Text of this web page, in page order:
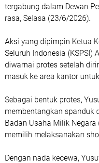
tergabung dalam Dewan
rasa, Selasa (23/6/2026).
Aksi yang dipimpin Ketua
Seluruh Indonesia (KSPSI)
diwarnai protes setelah
masuk ke area kantor
Sebagai bentuk protes,
membentangkan spanduk
Badan Usaha Milik Negara
memilih melaksanakan
Dengan nada kecewa,